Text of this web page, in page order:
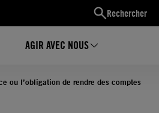
Rechercher
AGIR AVEC NOUS
ou l’obligation de rendre des comptes